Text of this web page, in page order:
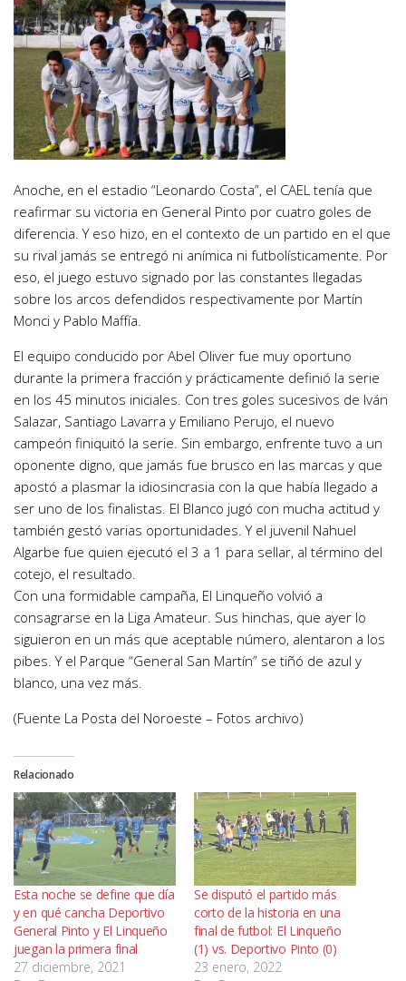
Anoche, en el estadio “Leonardo Costa”, el CAEL tenía que
reafirmar su victoria en General Pinto por cuatro goles de
diferencia. Y eso hizo, en el contexto de un partido en el que
su rival jamás se entregó ni anímica ni futbolísticamente. Por
eso, el juego estuvo signado por las constantes llegadas
sobre los arcos defendidos respectivamente por Martín
Monci y Pablo Maffía.
El equipo conducido por Abel Oliver fue muy oportuno
durante la primera fracción y prácticamente definió la serie
en los 45 minutos iniciales. Con tres goles sucesivos de Iván
Salazar, Santiago Lavarra y Emiliano Perujo, el nuevo
campeón finiquitó la serie. Sin embargo, enfrente tuvo a un
oponente digno, que jamás fue brusco en las marcas y que
apostó a plasmar la idiosincrasia con la que había llegado a
ser uno de los finalistas. El Blanco jugó con mucha actitud y
también gestó varias oportunidades. Y el juvenil Nahuel
Algarbe fue quien ejecutó el 3 a 1 para sellar, al término del
cotejo, el resultado.
Con una formidable campaña, El Linqueño volvió a
consagrarse en la Liga Amateur. Sus hinchas, que ayer lo
siguieron en un más que aceptable número, alentaron a los
pibes. Y el Parque “General San Martín” se tiñó de azul y
blanco, una vez más.
(Fuente La Posta del Noroeste – Fotos archivo)
Relacionado
Esta noche se define que día
y en qué cancha Deportivo
General Pinto y El Linqueño
juegan la primera final
27 diciembre, 2021
Se disputó el partido más
corto de la historia en una
final de futbol: El Linqueño
(1) vs. Deportivo Pinto (0)
23 enero, 2022